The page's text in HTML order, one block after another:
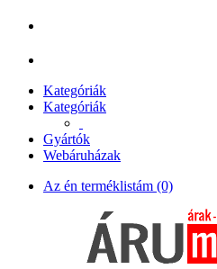
Kategóriák
Kategóriák
Gyártók
Webáruházak
Az én terméklistám (0)